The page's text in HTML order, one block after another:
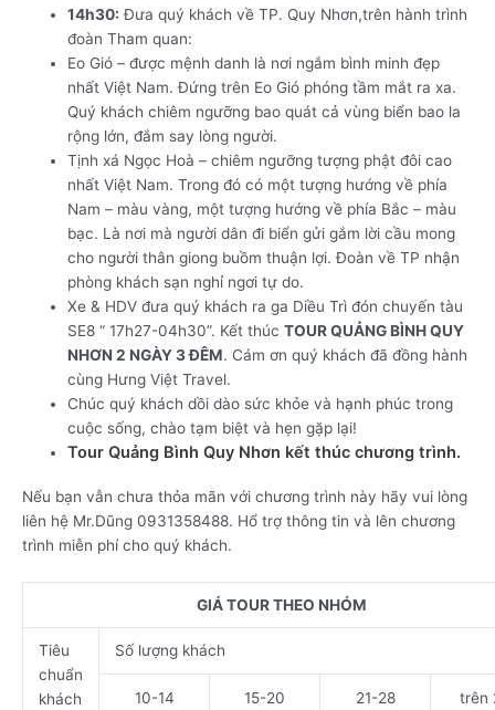
14h30: Đưa quý khách về TP. Quy Nhơn,trên hành trình
đoàn Tham quan:
Eo Gió – được mệnh danh là nơi ngắm bình minh đẹp
nhất Việt Nam. Đứng trên Eo Gió phóng tầm mắt ra xa.
Quý khách chiêm ngưỡng bao quát cả vùng biển bao la
rộng lớn, đắm say lòng người.
Tịnh xá Ngọc Hoà – chiêm ngưỡng tượng phật đôi cao
nhất Việt Nam. Trong đó có một tượng hướng về phía
Nam – màu vàng, một tượng hướng về phía Bắc – màu
bạc. Là nơi mà người dân đi biển gửi gắm lời cầu mong
cho người thân giong buồm thuận lợi. Đoàn về TP nhận
phòng khách sạn nghỉ ngơi tự do.
Xe & HDV đưa quý khách ra ga Diều Trì đón chuyến tàu
SE8 “ 17h27-04h30”. Kết thúcTOUR QUẢNG BÌNH QUY
NHƠN2 NGÀY 3 ĐÊM. Cám ơn quý khách đã đồng hành
cùng Hưng Việt Travel.
Chúc quý khách dồi dào sức khỏe và hạnh phúc trong
cuộc sống, chào tạm biệt và hẹn gặp lại!
Tour Quảng Bình Quy Nhơn kết thúc chương trình.
Nếu bạn vẫn chưa thỏa mãn với chương trình này hãy vui lòng
liên hệ Mr.Dũng 0931358488. Hổ trợ thông tin và lên chương
trình miễn phí cho quý khách.
GIÁ TOUR THEO NHÓM
Tiêu
chuẩn
khách
Số lượng khách
10-14
15-20
21-28
trên